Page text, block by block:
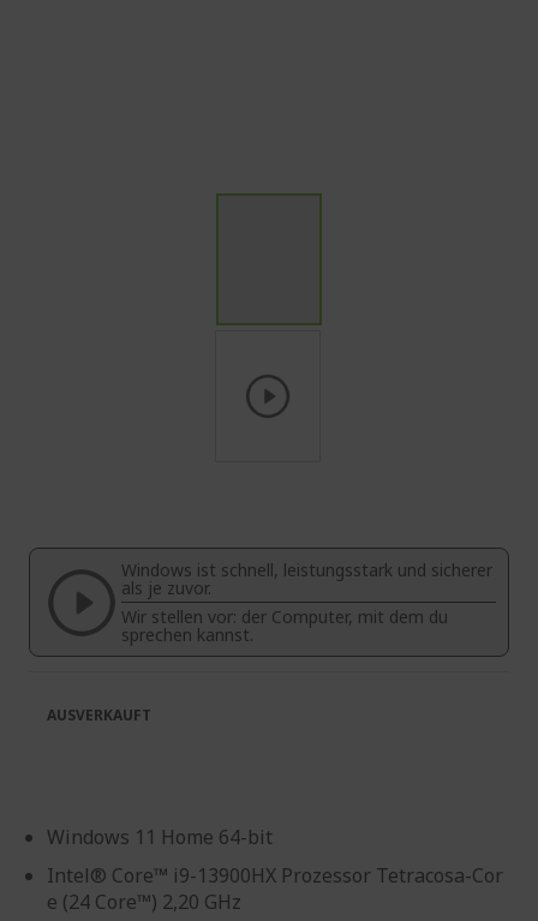
Bildgalerie
springen
Windows ist schnell, leistungsstark und sicherer
als je zuvor.
Wir stellen vor: der Computer, mit dem du
sprechen kannst.
Windows 11 Home 64-bit
Intel® Core™ i9-13900HX Prozessor Tetracosa-Cor
e (24 Core™) 2,20 GHz
AUSVERKAUFT